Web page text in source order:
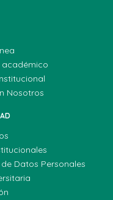
académico
Nosotros
Datos Personales